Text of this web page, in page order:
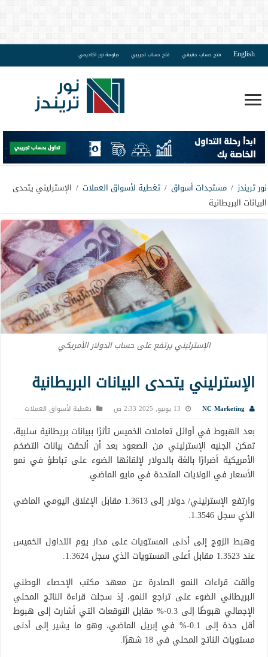
English فتح حساب حقيقي فتح حساب تجريبي دبلومة نور اكاديمي
نور تريندز / مستجدات أسواق / تغطية لأسواق العملات / الإسترليني يتحدى
البيانات البريطانية
الإسترليني يرتفع على حساب الدولار الأمريكي
الإسترليني يتحدى البيانات البريطانية
NC Marketing 13 يونيو, 2025 2:33 ص تغطية لأسواق العملات
بعد الهبوط في أوائل تعاملات الخميس تأثرًا ببيانات بريطانية سلبية،
تمكن الجنيه الإسترليني من الصعود بعد أن ألحقت بيانات التضخم
الأمريكية أضرارًا بالغة بالدولار لإلقائها الضوء على تباطؤ في نمو
الأسعار في الولايات المتحدة في مايو الماضي.
وارتفع الإسترليني/ دولار إلى 1.3613 مقابل الإغلاق اليومي الماضي
الذي سجل 1.3546.
وهبط الزوج إلى أدنى المستويات على مدار يوم التداول الخميس
عند 1.3523 مقابل أعلى المستويات الذي سجل 1.3624.
وألقت قراءات النمو الصادرة عن معهد مكتب الإحصاء الوطني
البريطاني الضوء على تراجع النمو، إذ سجلت قراءة الناتج المحلي
الإجمالي هبوطًا إلى 0.3-% مقابل التوقعات التي أشارت إلى هبوط
أقل حدة إلى 0.1-% في إبريل الماضي، وهو ما يشير إلى أدنى
مستويات الناتج المحلي في 18 شهرًا.